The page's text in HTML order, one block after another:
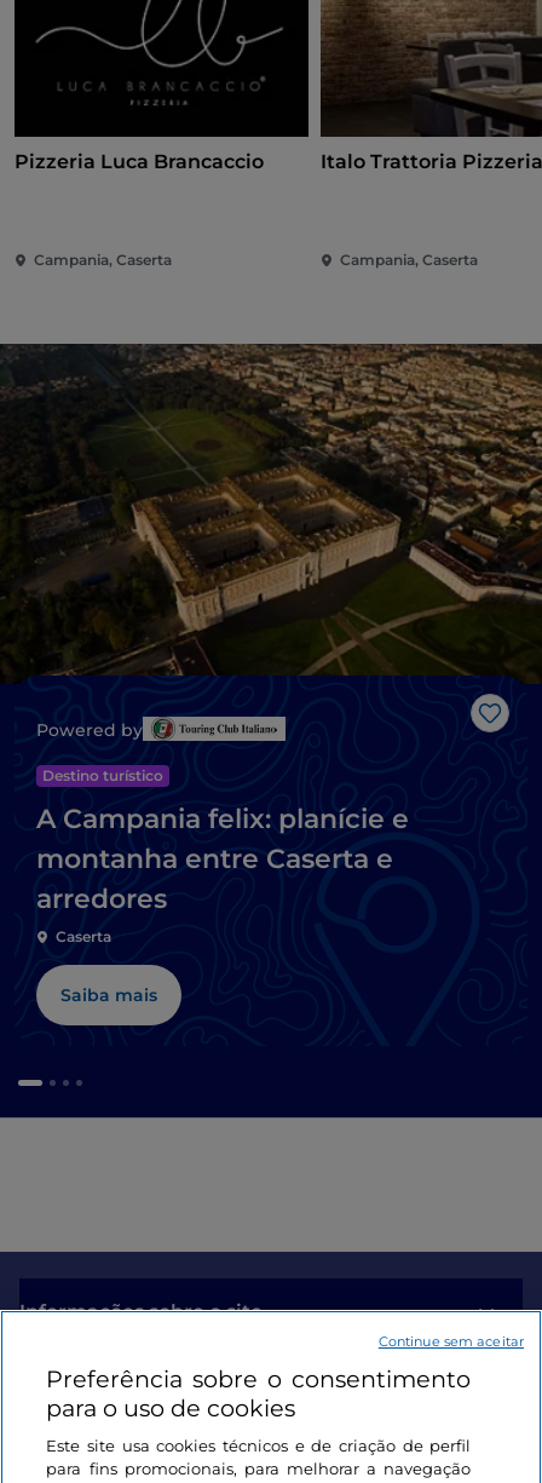
Pizzeria Luca Brancaccio
Campania, Caserta
Italo Trattoria
Campania, Caserta
Powered by
Destino turístico
A Campania felix: planície e
montanha entre Caserta e
arredores
Caserta
Saiba mais
Informações sobre o site
Ligações úteis
Iniciar sessão
Preferência sobre o consentimento
para o uso de cookies
Este site usa cookies técnicos e de criação de perfil
para fins promocionais, para melhorar a navegação
Continue sem aceitar